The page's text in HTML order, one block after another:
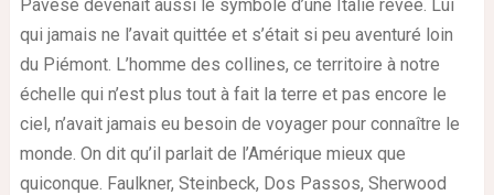
Pavese devenait aussi le symbole d’une Italie rêvée. Lui
qui jamais ne l’avait quittée et s’était si peu aventuré loin
du Piémont. L’homme des collines, ce territoire à notre
échelle qui n’est plus tout à fait la terre et pas encore le
ciel, n’avait jamais eu besoin de voyager pour connaître le
monde. On dit qu’il parlait de l’Amérique mieux que
quiconque. Faulkner, Steinbeck, Dos Passos, Sherwood